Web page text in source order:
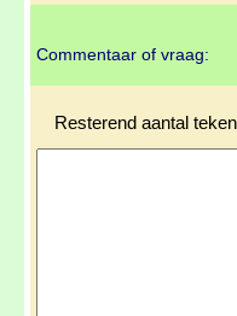
Commentaar of vraag:
Resterend aantal